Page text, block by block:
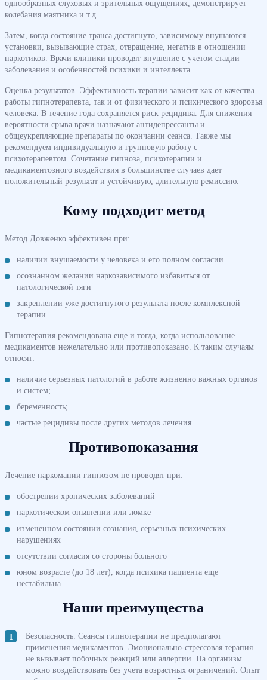
однообразных слуховых и зрительных ощущениях, демонстрирует
колебания маятника и т.д.
Затем, когда состояние транса достигнуто, зависимому внушаются
установки, вызывающие страх, отвращение, негатив в отношении
наркотиков. Врачи клиники проводят внушение с учетом стадии
заболевания и особенностей психики и интеллекта.
Оценка результатов. Эффективность терапии зависит как от качества
работы гипнотерапевта, так и от физического и психического здоровья
человека. В течение года сохраняется риск рецидива. Для снижения
вероятности срыва врачи назначают антидепрессанты и
общеукрепляющие препараты по окончании сеанса. Также мы
рекомендуем индивидуальную и групповую работу с
психотерапевтом. Сочетание гипноза, психотерапии и
медикаментозного воздействия в большинстве случаев дает
положительный результат и устойчивую, длительную ремиссию.
Кому подходит метод
Метод Довженко эффективен при:
наличии внушаемости у человека и его полном согласии
осознанном желании наркозависимого избавиться от
патологической тяги
закреплении уже достигнутого результата после комплексной
терапии.
Гипнотерапия рекомендована еще и тогда, когда использование
медикаментов нежелательно или противопоказано. К таким случаям
относят:
наличие серьезных патологий в работе жизненно важных органов
и систем;
беременность;
частые рецидивы после других методов лечения.
Противопоказания
Лечение наркомании гипнозом не проводят при:
обострении хронических заболеваний
наркотическом опьянении или ломке
измененном состоянии сознания, серьезных психических
нарушениях
отсутствии согласия со стороны больного
юном возрасте (до 18 лет), когда психика пациента еще
нестабильна.
Наши преимущества
Безопасность. Сеансы гипнотерапии не предполагают
применения медикаментов. Эмоционально-стрессовая терапия
не вызывает побочных реакций или аллергии. На организм
можно воздействовать без учета возрастных ограничений. Опыт